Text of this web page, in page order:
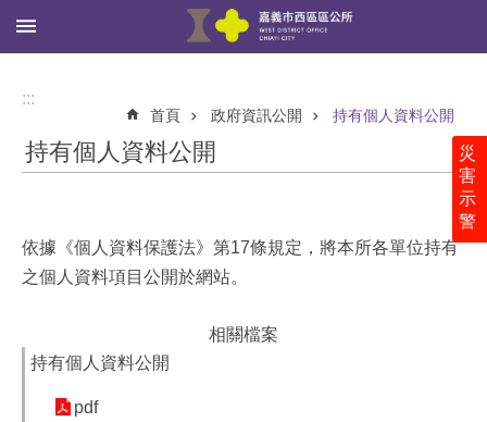
跳到主要內容區塊
搜
區
公
鄰
災
害
示
警
:::
首頁 政府資訊公開 持有個人資料公開
持有個人資料公開
依據《個人資料保護法》第17條規定，將本所各單位持有
之個人資料項目公開於網站。
相關檔案
持有個人資料公開
pdf